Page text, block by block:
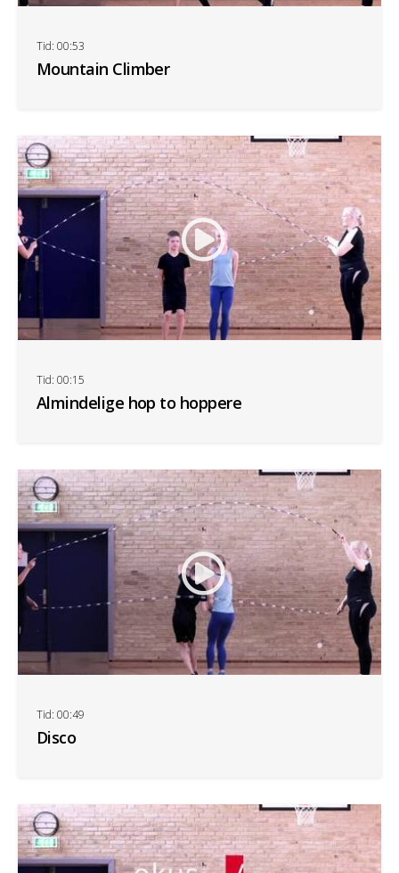
Mountain Climber
Tid: 00:53
Almindelige hop to hoppere
Tid: 00:15
Disco
Tid: 00:49